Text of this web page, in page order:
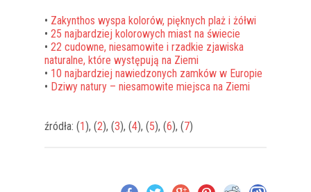
• Zakynthos wyspa kolorów, pięknych plaż i żółwi
• 25 najbardziej kolorowych miast na świecie
• 22 cudowne, niesamowite i rzadkie zjawiska
naturalne, które występują na Ziemi
• 10 najbardziej nawiedzonych zamków w Europie
• Dziwy natury – niesamowite miejsca na Ziemi
źródła: (1), (2), (3), (4), (5), (6), (7)